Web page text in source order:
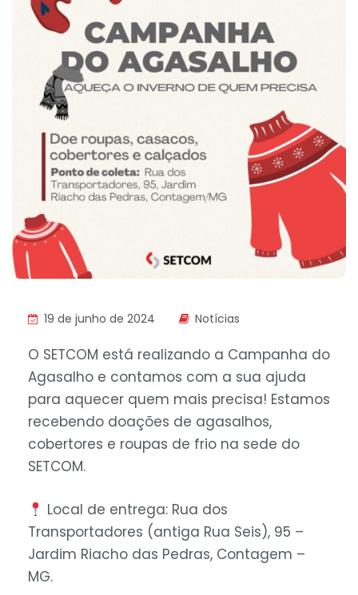
19 de junho de 2024 Notícias
O SETCOM está realizando a Campanha do
Agasalho e contamos com a sua ajuda
para aquecer quem mais precisa! Estamos
recebendo doações de agasalhos,
cobertores e roupas de frio na sede do
SETCOM.
Local de entrega: Rua dos
Transportadores (antiga Rua Seis), 95 –
Jardim Riacho das Pedras, Contagem –
MG.